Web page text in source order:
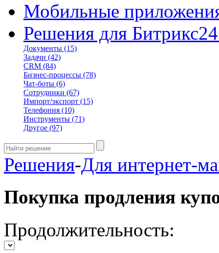
Мобильные
Решения для Битрикс24
Документы (15)
Задачи (42)
CRM (84)
Бизнес-процессы (78)
Чат-боты (6)
Сотрудники (67)
Импорт/экспорт (15)
Телефония (10)
Инструменты (71)
Другое (97)
Решения-Для интернет-
Покупка продления
Продолжительность: